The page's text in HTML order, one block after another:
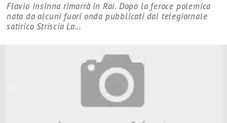
Flavio Insinna rimarrà in Rai. Dopo la feroce polemica
nata da alcuni fuori onda pubblicati dal telegiornale
satirico Striscia La…